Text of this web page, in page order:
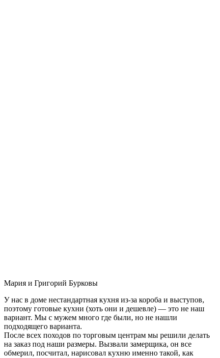
Мария и Григорий Бурковы
У нас в доме нестандартная кухня из-за короба и выступов,
поэтому готовые кухни (хоть они и дешевле) — это не наш
вариант. Мы с мужем много где были, но не нашли
подходящего варианта.
После всех походов по торговым центрам мы решили делать
на заказ под наши размеры. Вызвали замерщика, он все
обмерил, посчитал, нарисовал кухню именно такой, как